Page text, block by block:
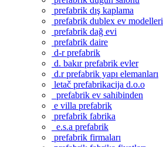
prefabrik dış kaplama
prefabrik dublex ev modelleri
prefabrik dağ evi
prefabrik daire
d-r prefabrik
d. bakır prefabrik evler
d.r prefabrik yapı elemanları
letač prefabrikacija d.o.o
prefabrik ev sahibinden
e villa prefabrik
prefabrik fabrika
e.s.a prefabrik
prefabrik firmaları